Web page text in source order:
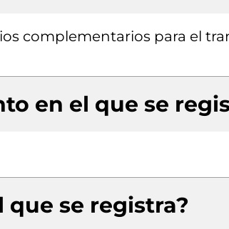
complementarios para el
en el que se
que se registra?